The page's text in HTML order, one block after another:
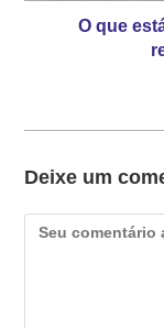
O que
Deixe um